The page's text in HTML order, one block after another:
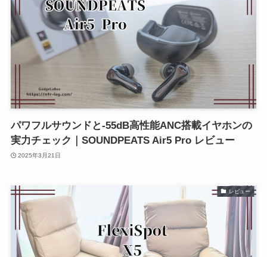
パワフルサウンドと-55dB高性能ANC搭載イヤホンの
実力チェック｜SOUNDPEATS Air5 Pro レビュー
2025年3月21日
レビュー